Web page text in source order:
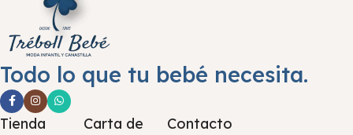
Todo lo que tu bebé necesita.
Tienda
Carta de
Contacto